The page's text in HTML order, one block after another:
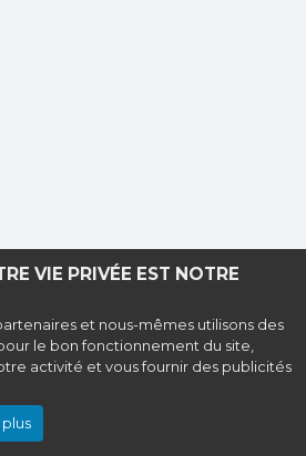
VIE PRIVÉE EST NOTRE
et nous-mêmes utilisons des
le bon fonctionnement du site,
activité et vous fournir des publicités
plus